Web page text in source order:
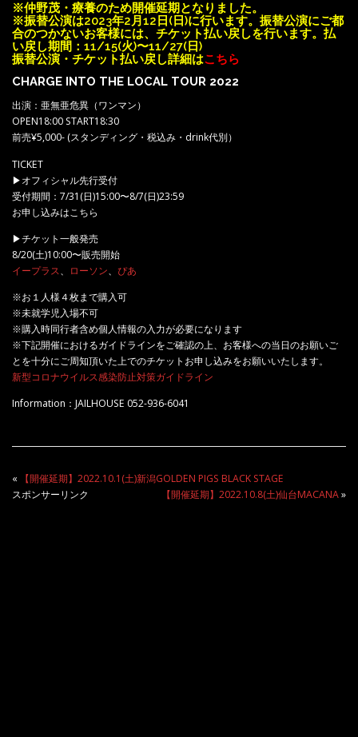
※仲野茂・療養のため開催延期となりました。
※振替公演は2023年2月12日(日)に行います。振替公演にご都
合のつかないお客様には、チケット払い戻しを行います。払
い戻し期間：11/15(火)〜11/27(日)
振替公演・チケット払い戻し詳細はこちら
CHARGE INTO THE LOCAL TOUR 2022
出演：亜無亜危異（ワンマン）
OPEN18:00 START18:30
前売¥5,000- (スタンディング・税込み・drink代別）
TICKET
▶︎オフィシャル先行受付
受付期間：7/31(日)15:00〜8/7(日)23:59
お申し込みはこちら
▶︎チケット一般発売
8/20(土)10:00〜販売開始
イープラス、 ローソン、 ぴあ
※お１人様４枚まで購入可
※未就学児入場不可
※購入時同行者含め個人情報の入力が必要になります
※下記開催におけるガイドラインをご確認の上、お客様への当日のお願いご
とを十分にご周知頂いた上でのチケットお申し込みをお願いいたします。
新型コロナウイルス感染防止対策ガイドライン
Information：JAILHOUSE 052-936-6041
«
【開催延期】2022.10.1(土)新潟GOLDEN PIGS BLACK STAGE
【開催延期】2022.10.8(土)仙台MACANA»
スポンサーリンク